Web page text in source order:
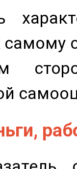
самому